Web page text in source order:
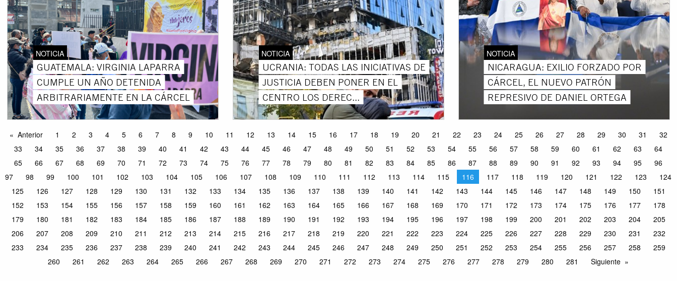
NOTICIA
GUATEMALA: VIRGINIA LAPARRA
CUMPLE UN AÑO DETENIDA
ARBITRARIAMENTE EN LA CÁRCEL
NOTICIA
UCRANIA: TODAS LAS INICIATIVAS DE
JUSTICIA DEBEN PONER EN EL
CENTRO LOS DEREC...
NOTICIA
NICARAGUA: EXILIO FORZADO POR
CÁRCEL, EL NUEVO PATRÓN
REPRESIVO DE DANIEL ORTEGA
Anterior 1 2 3 4 5 6 7 8 9 10 11 12 13 14 15 16 17 18 19 20 21 22 23 24 25 26 27 28 29 30 31
32
33
34 35 36 37 38 39 40 41 42 43 44 45 46 47 48 49 50 51 52 53 54 55 56 57 58 59 60 61 62 63
64
65
66 67 68 69 70 71 72 73 74 75 76 77 78 79 80 81 82 83 84 85 86 87 88 89 90 91 92 93 94 95
96
97
98 99 100 101 102 103 104 105 106 107 108 109 110 111 112 113 114 115 116 117 118 119 120 121 122 123
124
125
126 127 128 129 130 131 132 133 134 135 136 137 138 139 140 141 142 143 144 145 146 147 148 149 150
151
152
153 154 155 156 157 158 159 160 161 162 163 164 165 166 167 168 169 170 171 172 173 174 175 176 177
178
179
180 181 182 183 184 185 186 187 188 189 190 191 192 193 194 195 196 197 198 199 200 201 202 203 204
205
206
207 208 209 210 211 212 213 214 215 216 217 218 219 220 221 222 223 224 225 226 227 228 229 230 231
232
233
234 235 236 237 238 239 240 241 242 243 244 245 246 247 248 249 250 251 252 253 254 255 256 257 258
259
260
261 262 263 264 265 266 267 268 269 270 271 272 273 274 275 276 277 278 279 280 281 Siguiente